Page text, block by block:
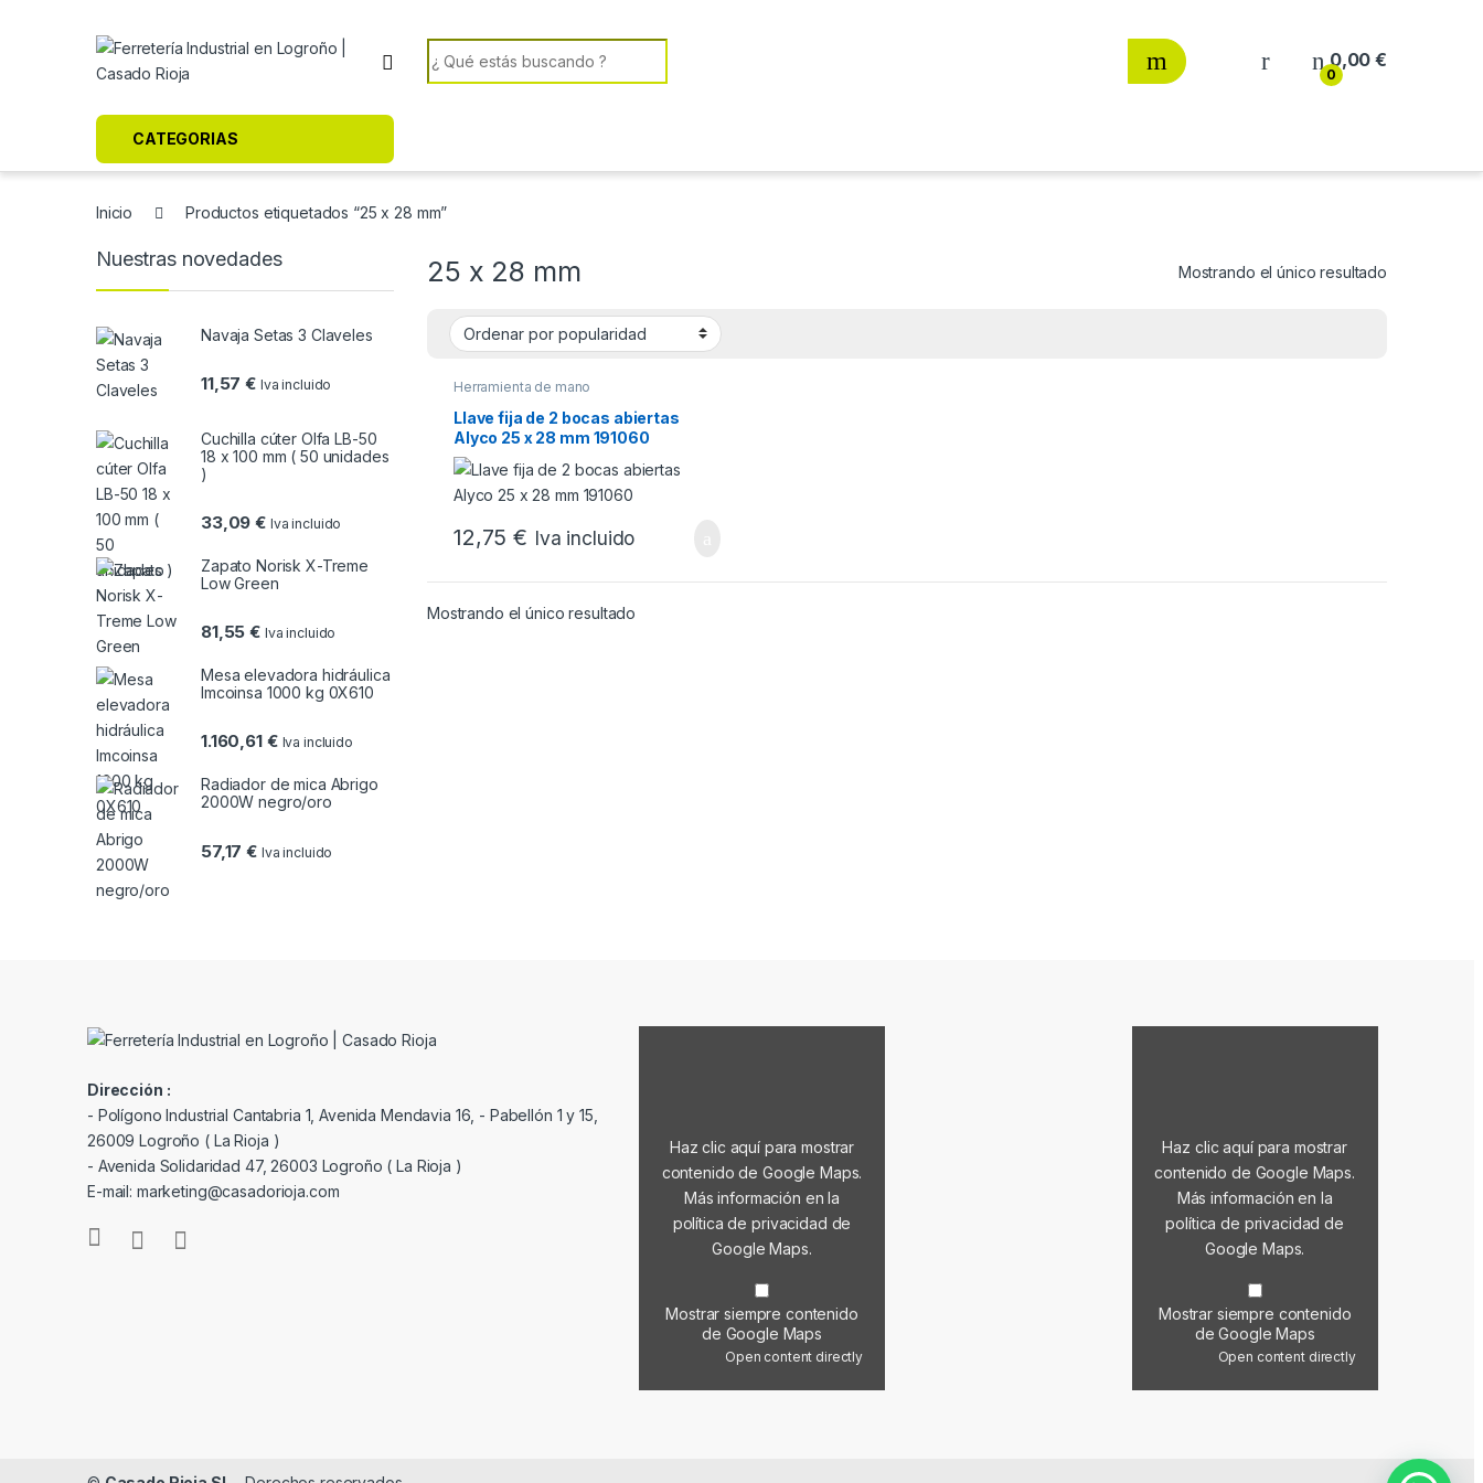
Search for:
0
0,00€
CATEGORIAS
Inicio Productos etiquetados “25 x 28 mm”
25 x 28 mm Mostrando el único resultado
Herramienta de mano
Llave fija de 2 bocas abiertas
Alyco 25 x 28 mm 191060
12,75€ Iva incluido
Mostrando el único resultado
Nuestras novedades
Navaja Setas 3 Claveles
11,57€ Iva incluido
Cuchilla cúter Olfa LB-50
18 x 100 mm ( 50 unidades
)
33,09€ Iva incluido
Zapato Norisk X-Treme
Low Green
81,55€ Iva incluido
Mesa elevadora hidráulica
Imcoinsa 1000 kg 0X610
1.160,61 € Iva incluido
Radiador de mica Abrigo
2000W negro/oro
57,17€ Iva incluido
Dirección :
- Polígono Industrial Cantabria 1, Avenida Mendavia 16, - Pabellón 1 y 15,
26009 Logroño ( La Rioja )
- Avenida Solidaridad 47, 26003 Logroño ( La Rioja )
E-mail: marketing@casadorioja.com
Haz clic aquí para mostrar
contenido de Google Maps.
Más información en la
política de privacidad de
Google Maps.
Mostrar siempre contenido
de Google Maps
Open content directly
Haz clic aquí para mostrar
contenido de Google Maps.
Más información en la
política de privacidad de
Google Maps.
Mostrar siempre contenido
de Google Maps
Open content directly